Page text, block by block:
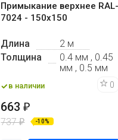
Примыкание верхнее
7024 - 150х150
Длина
2 м
Толщина
0.4 мм , 0.45
мм , 0.5 мм
в наличии 0
663₽
737₽ -10%